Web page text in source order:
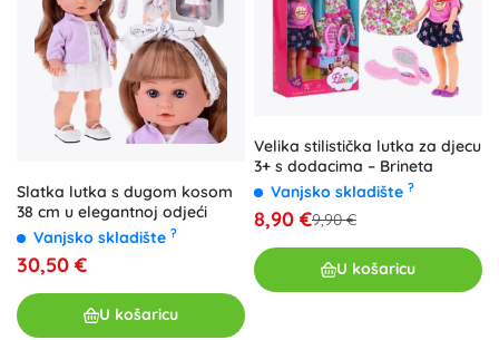
Slatka lutka s dugom kosom
38 cm u elegantnoj odjeći
Vanjsko skladište ?
30,50 €
U košaricu
Velika stilistička lutka za djecu
3+ s dodacima – Brineta
Vanjsko skladište ?
8,90 €9,90 €
U košaricu